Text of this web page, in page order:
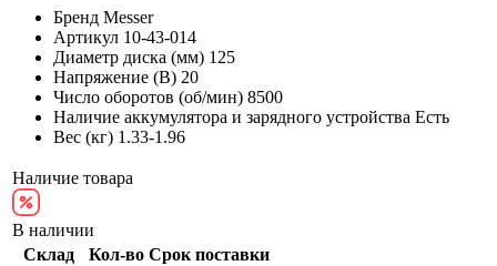
Бренд Messer
Артикул 10-43-014
Диаметр диска (мм) 125
Напряжение (В) 20
Число оборотов (об/мин) 8500
Наличие аккумулятора и зарядного устройства Есть
Вес (кг) 1.33-1.96
Наличие товара
В наличии
Склад
Кол-во Срок поставки